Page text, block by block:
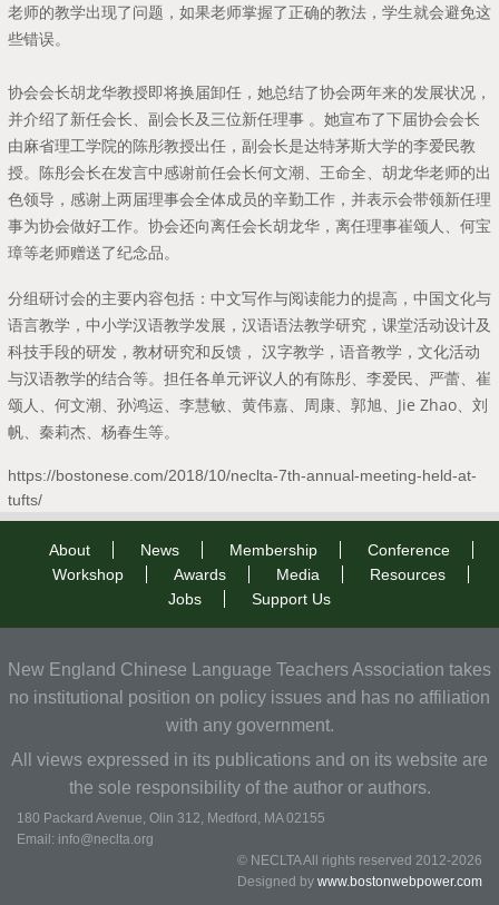
老师的教学出现了问题，如果老师掌握了正确的教法，学生就会避免这
些错误。
协会会长胡龙华教授即将换届卸任，她总结了协会两年来的发展状况，
并介绍了新任会长、副会长及三位新任理事 。她宣布了下届协会会长
由麻省理工学院的陈彤教授出任，副会长是达特茅斯大学的李爱民教
授。陈彤会长在发言中感谢前任会长何文潮、王命全、胡龙华老师的出
色领导，感谢上两届理事会全体成员的辛勤工作，并表示会带领新任理
事为协会做好工作。协会还向离任会长胡龙华，离任理事崔颂人、何宝
璋等老师赠送了纪念品。
分组研讨会的主要内容包括：中文写作与阅读能力的提高，中国文化与
语言教学，中小学汉语教学发展，汉语语法教学研究，课堂活动设计及
科技手段的研发，教材研究和反馈， 汉字教学，语音教学，文化活动
与汉语教学的结合等。担任各单元评议人的有陈彤、李爱民、严蕾、崔
颂人、何文潮、孙鸿运、李慧敏、黄伟嘉、周康、郭旭、Jie Zhao、刘
帆、秦莉杰、杨春生等。
https://bostonese.com/2018/10/neclta-7th-annual-meeting-held-at-
tufts/
About News Membership
Conference
Workshop
Awards Media
Resources
Jobs
Support Us
New England Chinese Language Teachers Association takes
no institutional position on policy issues and has no affiliation
with any government.
All views expressed in its publications and on its website are
the sole responsibility of the author or authors.
180 Packard Avenue, Olin 312, Medford, MA 02155
Email: info@neclta.org
© NECLTA All rights reserved 2012-2026
Designed by www.bostonwebpower.com